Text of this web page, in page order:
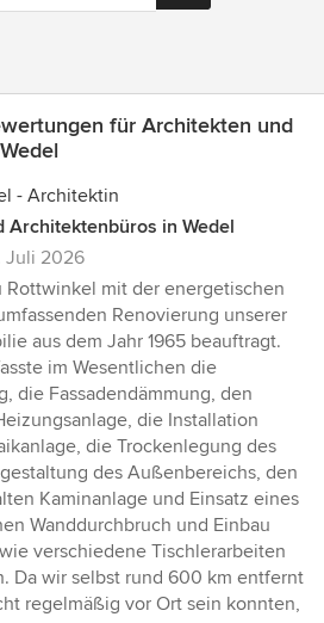
für Architekten und
- Architektin
Architektenbüros in Wedel
Juli 2026
Rottwinkel mit der energetischen
Renovierung unserer
aus dem Jahr 1965 beauftragt.
im Wesentlichen die
die Fassadendämmung, den
die Installation
die Trockenlegung des
des Außenbereichs, den
Kaminanlage und Einsatz eines
Wanddurchbruch und Einbau
verschiedene Tischlerarbeiten
Da wir selbst rund 600 km entfernt
regelmäßig vor Ort sein konnten,